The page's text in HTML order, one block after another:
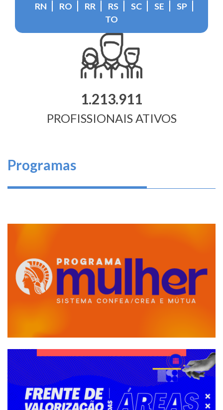
RN
RO RR RS SC SE
SP
TO
1.213.911
PROFISSIONAIS ATIVOS
Programas